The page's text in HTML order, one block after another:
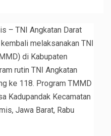
– TNI Angkatan Darat
melaksanakan TNI
di Kabupaten
rutin TNI Angkatan
ke 118. Program TMMD
Kadupandak Kecamatan
Jawa Barat, Rabu